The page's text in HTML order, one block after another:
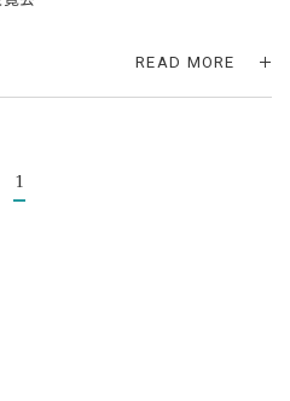
READ MORE
1